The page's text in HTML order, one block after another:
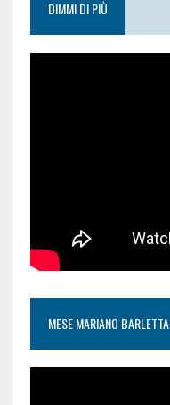
DIMMI DI PIÙ
MESE MARIANO BARLETTA